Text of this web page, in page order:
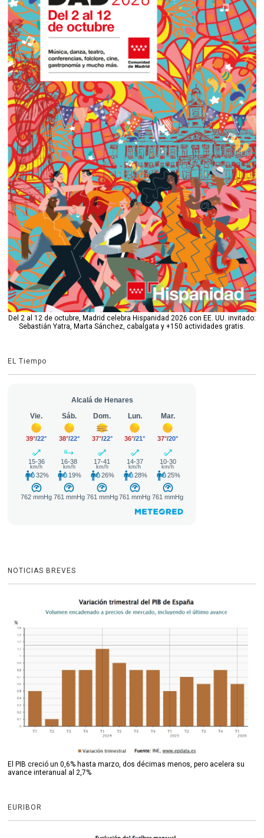
Del 2 al 12 de octubre, Madrid celebra Hispanidad 2026 con EE. UU. invitado:
Sebastián Yatra, Marta Sánchez, cabalgata y +150 actividades gratis.
EL Tiempo
NOTICIAS BREVES
El PIB creció un 0,6% hasta marzo, dos décimas menos, pero acelera su
avance interanual al 2,7%
EURIBOR